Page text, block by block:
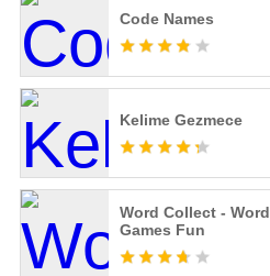
Code Names
Kelime Gezmece
Word Collect - Word
Games Fun